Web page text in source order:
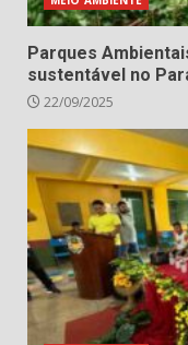
Parques
sustentável no
22/09/2025